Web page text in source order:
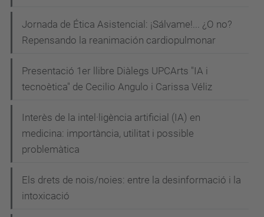
Jornada de Ética Asistencial: ¡Sálvame!... ¿O no?
Repensando la reanimación cardiopulmonar
Presentació 1er llibre Diàlegs UPCArts "IA i
tecnoètica" de Cecilio Angulo i Carissa Véliz
Interès de la intel·ligència artificial (IA) en
medicina: importància, utilitat i possible
problemàtica
Els drets de nois/noies: entre la desinformació i la
intoxicació